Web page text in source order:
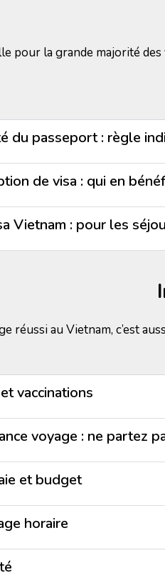
pour la grande majorité
du passeport : règle
de visa : qui en
Vietnam : pour les
réussi au Vietnam, c’est
vaccinations
voyage : ne partez
et budget
horaire